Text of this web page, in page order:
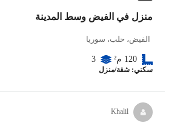
منزل في الفيض وسط المدينة
الفيض، حلب، سوريا
120 م² 3
سكني: شقة/منزل
Khalil